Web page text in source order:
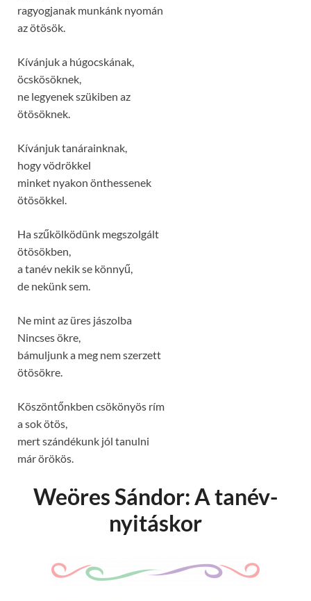
ragyogjanak munkánk nyomán
az ötösök.
Kívánjuk a húgocskának,
öcskösöknek,
ne legyenek szükiben az
ötösöknek.
Kívánjuk tanárainknak,
hogy vödrökkel
minket nyakon önthessenek
ötösökkel.
Ha szűkölködünk megszolgált
ötösökben,
a tanév nekik se könnyű,
de nekünk sem.
Ne mint az üres jászolba
Nincses ökre,
bámuljunk a meg nem szerzett
ötösökre.
Köszöntőnkben csökönyös rím
a sok ötös,
mert szándékunk jól tanulni
már örökös.
Weöres Sándor: A tanév-
nyitáskor